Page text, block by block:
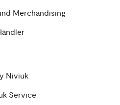
Merchandising
Niviuk
Service